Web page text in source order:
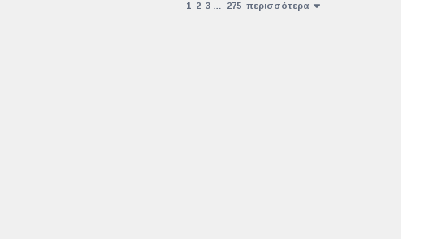
1 2 3 275 περισσότερα